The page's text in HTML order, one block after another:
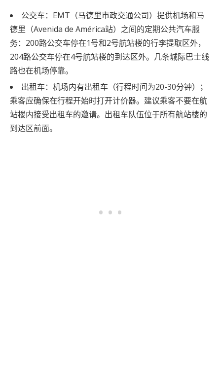
公交车：EMT（马德里市政交通公司）提供机场和马
德里（Avenida de América站）之间的定期公共汽车服
务：200路公交车停在1号和2号航站楼的行李提取区外，
204路公交车停在4号航站楼的到达区外。几条城际巴士线
路也在机场停靠。
出租车：机场内有出租车（行程时间为20-30分钟）；
乘客应确保在行程开始时打开计价器。建议乘客不要在航
站楼内接受出租车的邀请。出租车队伍位于所有航站楼的
到达区前面。